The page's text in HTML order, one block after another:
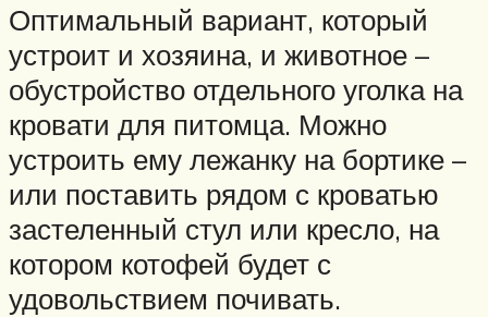
Оптимальный вариант, который
устроит и хозяина, и животное –
обустройство отдельного уголка на
кровати для питомца. Можно
устроить ему лежанку на бортике –
или поставить рядом с кроватью
застеленный стул или кресло, на
котором котофей будет с
удовольствием почивать.